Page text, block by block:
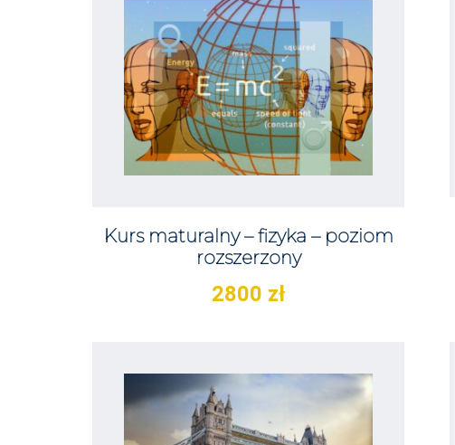
Kurs maturalny – fizyka – poziom
rozszerzony
2800 zł